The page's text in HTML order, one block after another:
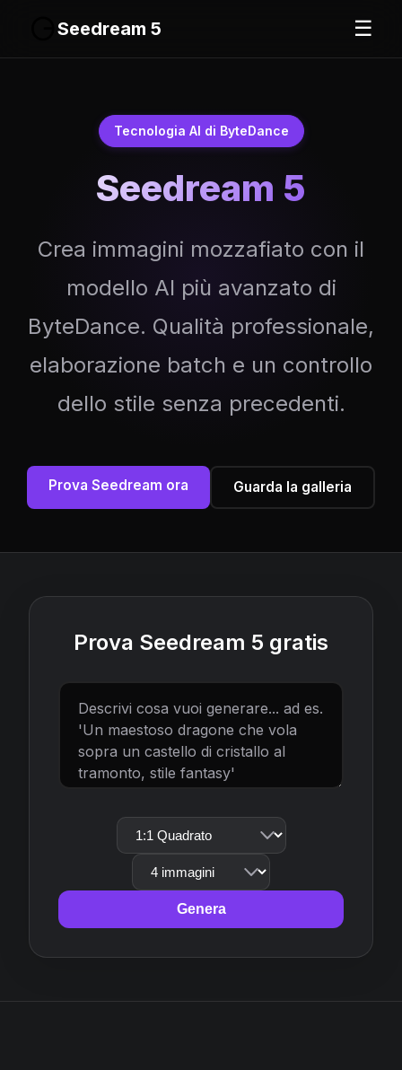
Seedream 5 ☰
Tecnologia AI di ByteDance
Seedream 5
Crea immagini mozzafiato con il
modello AI più avanzato di
ByteDance. Qualità professionale,
elaborazione batch e un controllo
dello stile senza precedenti.
Prova Seedream ora Guarda la galleria
Prova Seedream 5 gratis
Genera